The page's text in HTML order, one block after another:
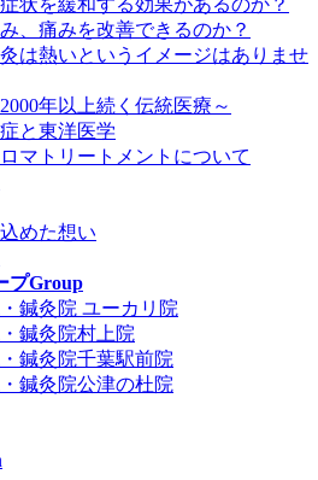
状を緩和する効果があるのか？
、痛みを改善できるのか？
は熱いというイメージはありませ
年以上続く伝統医療～
と東洋医学
マトリートメントについて
めた想い
プGroup
鍼灸院 ユーカリ院
鍼灸院村上院
鍼灸院千葉駅前院
鍼灸院公津の杜院